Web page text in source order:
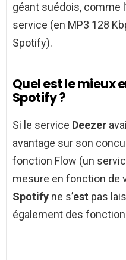
géant suédois, comme
service (en MP3 128
Spotify).
Quel est le mieux
Spotify ?
Si le service Deezer
avantage sur son
fonction Flow (un
mesure en fonction de
Spotify ne s’est pas
également des